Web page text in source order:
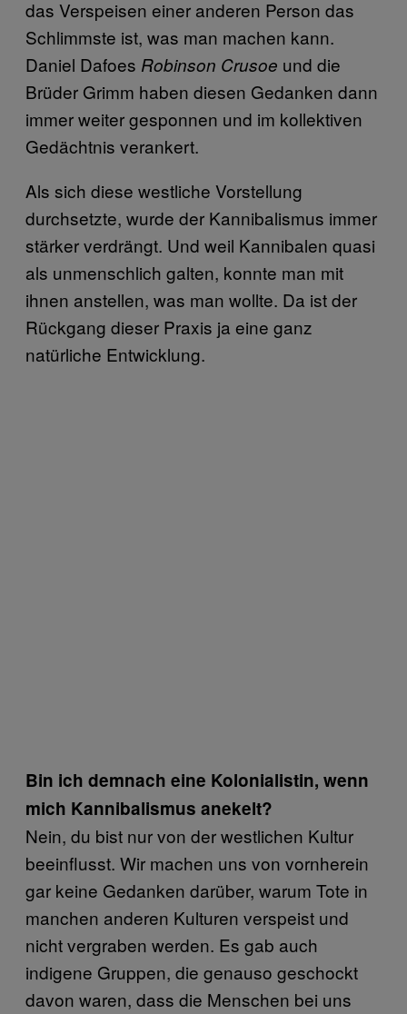
das Verspeisen einer anderen Person das
Schlimmste ist, was man machen kann.
Daniel Dafoes Robinson Crusoe und die
Brüder Grimm haben diesen Gedanken dann
immer weiter gesponnen und im kollektiven
Gedächtnis verankert.
Als sich diese westliche Vorstellung
durchsetzte, wurde der Kannibalismus immer
stärker verdrängt. Und weil Kannibalen quasi
als unmenschlich galten, konnte man mit
ihnen anstellen, was man wollte. Da ist der
Rückgang dieser Praxis ja eine ganz
natürliche Entwicklung.
Bin ich demnach eine Kolonialistin, wenn
mich Kannibalismus anekelt?
Nein, du bist nur von der westlichen Kultur
beeinflusst. Wir machen uns von vornherein
gar keine Gedanken darüber, warum Tote in
manchen anderen Kulturen verspeist und
nicht vergraben werden. Es gab auch
indigene Gruppen, die genauso geschockt
davon waren, dass die Menschen bei uns